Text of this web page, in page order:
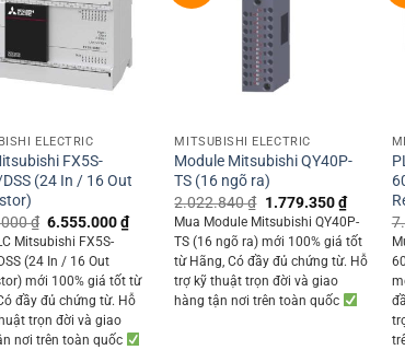
ELECTRIC
FX5S-
(24 In / 16 Out
₫ Original
price
was:
7.452.000 ₫.
6.555.000₫Current
price
6.555.000 ₫.
Mitsubishi FX5S-
(24 In / 16 Out
mới 100% giá tốt từ
đầy đủ chứng từ. Hỗ
trọn đời và giao
nơi trên toàn quốc
MITSUBISHI ELECTRIC
Module Mitsubishi QY40P-
TS (16 ngõ ra)
2.022.840₫ Original
price
was:
2.022.840 ₫.
1.779.350₫Current
price
is:
Mua Module Mitsubishi QY40P-
TS (16 ngõ ra) mới 100% giá tốt
từ Hãng, Có đầy đủ chứng từ. Hỗ
trợ kỹ thuật trọn đời và giao
hàng tận nơi trên toàn quốc